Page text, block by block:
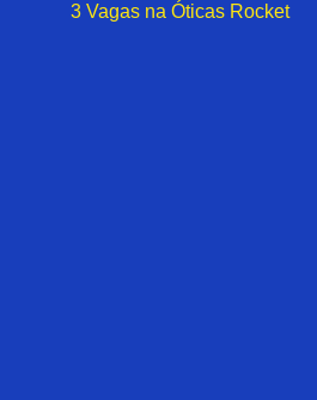
3 Vagas na Óticas Rocket